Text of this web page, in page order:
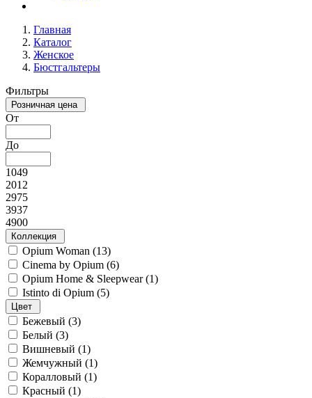
Главная
Каталог
Женское
Бюстгальтеры
Фильтры
Розничная цена
От
До
1049
2012
2975
3937
4900
Коллекция
Opium Woman (13)
Cinema by Opium (6)
Opium Home & Sleepwear (1)
Istinto di Opium (5)
Цвет
Бежевый (3)
Белый (3)
Вишневый (1)
Жемчужный (1)
Коралловый (1)
Красный (1)